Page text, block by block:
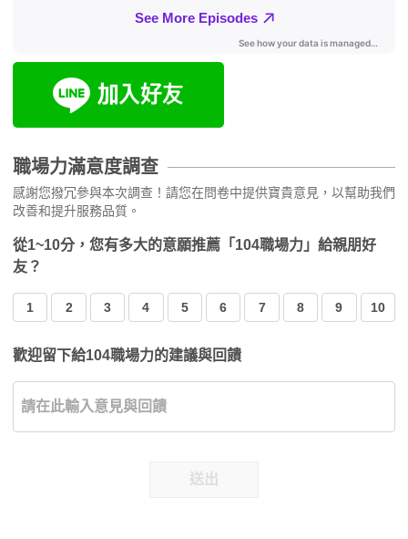
職場力滿意度調查
感謝您撥冗參與本次調查！請您在問卷中提供寶貴意見，以幫助我們
改善和提升服務品質。
從1~10分，您有多大的意願推薦「104職場力」給親朋好
友？
1 2 3 4 5 6 7 8 9 10
歡迎留下給104職場力的建議與回饋
送出